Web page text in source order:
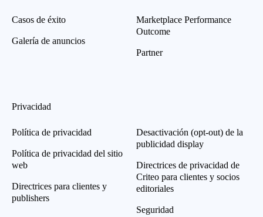
Casos de éxito
Galería de anuncios
Marketplace Performance
Outcome
Partner
Privacidad
Política de privacidad
Política de privacidad del sitio
web
Directrices para clientes y
publishers
Desactivación (opt-out) de la
publicidad display
Directrices de privacidad de
Criteo para clientes y socios
editoriales
Seguridad